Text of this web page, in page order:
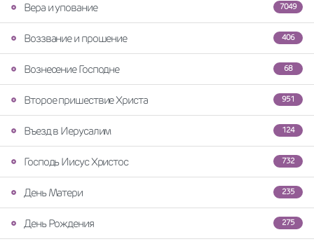
7049
Вера и упование
406
Воззвание и прошение
68
Вознесение Господне
951
Второе пришествие Христа
124
Въезд в Иерусалим
732
Господь Иисус Христос
235
День Матери
275
День Рождения